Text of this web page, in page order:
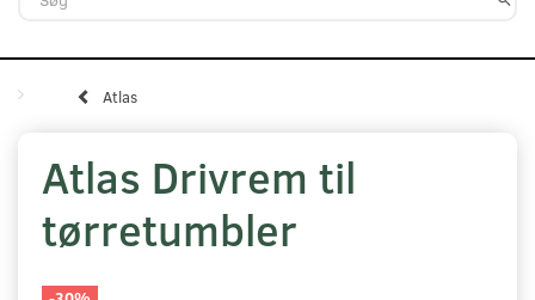
Atlas
Atlas Drivrem til
tørretumbler